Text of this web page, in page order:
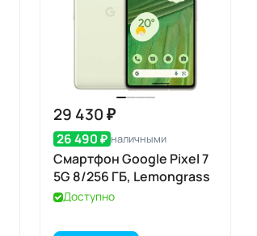
29 430 ₽
26 490 ₽ наличными
Смартфон Google Pixel 7
5G 8/256 ГБ, Lemongrass
Доступно